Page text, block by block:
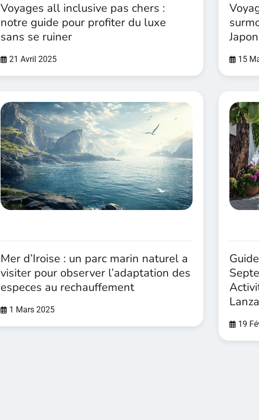
Voyages all inclusive pas chers :
notre guide pour profiter du luxe
sans se ruiner
21 Avril 2025 15
Mer d’Iroise : un parc marin naturel a
visiter pour observer l’adaptation des
especes au rechauffement
1 Mars 2025
19